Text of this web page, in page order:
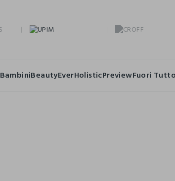
BambiniBeautyEverHolisticPreviewFuori Tutto